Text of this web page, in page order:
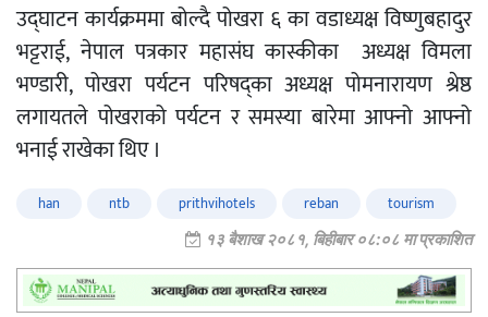
उद्घाटन कार्यक्रममा बोल्दै पोखरा ६ का वडाध्यक्ष विष्णुबहादुर
भट्टराई, नेपाल पत्रकार महासंघ कास्कीका अध्यक्ष विमला
भण्डारी, पोखरा पर्यटन परिषद्का अध्यक्ष पोमनारायण श्रेष्ठ
लगायतले पोखराको पर्यटन र समस्या बारेमा आफ्नो आफ्नो
भनाई राखेका थिए ।
han ntb prithvihotels reban tourism
१३ बैशाख २०८१, बिहीबार ०८:०८ मा प्रकाशित